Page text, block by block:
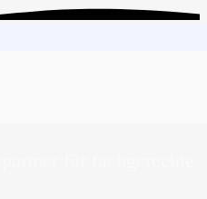
für fachgerechte